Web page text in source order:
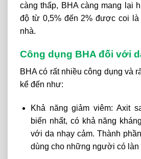
càng thấp, BHA càng mang lại
độ từ 0,5% đến 2% được coi
nhà.
Công dụng BHA đối với
BHA có rất nhiều công dụng và
kể đến như:
Khả năng giảm viêm: Axit
biến nhất, có khả năng
với da nhạy cảm. Thành
dùng cho những người có làn